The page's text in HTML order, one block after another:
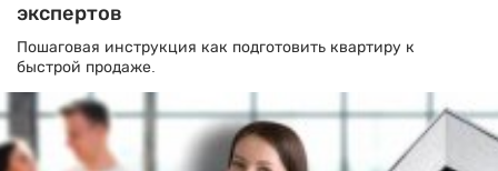
экспертов
Пошаговая инструкция как подготовить квартиру к
быстрой продаже.